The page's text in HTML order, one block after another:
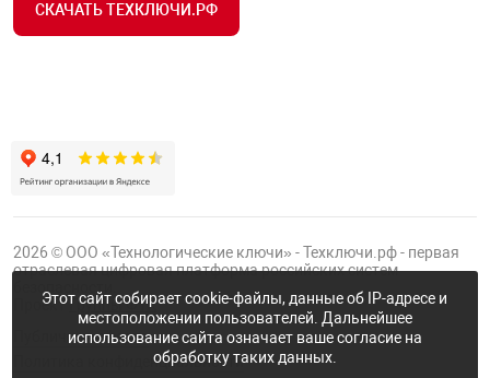
СКАЧАТЬ ТЕХКЛЮЧИ.РФ
2026 © ООО «Технологические ключи» - Техключи.рф - первая
отраслевая цифровая платформа российских систем
ПроектГруппы ФТК
Публичная оферта
Политика конфиденциальности
Этот сайт собирает cookie-файлы, данные об IP-адресе и
местоположении пользователей. Дальнейшее
использование сайта означает ваше согласие на
обработку таких данных.